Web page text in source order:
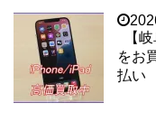
【
をお
払い